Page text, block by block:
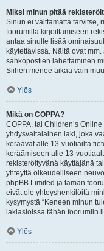
Miksi minun pitää
Sinun ei välttämättä tarvitse,
foorumilla kirjoittamiseen
antaa sinulle lisää
käytettävissä. Näitä ovat
sähköpostien lähettäminen
Siihen menee aikaa vain
Ylös
Mikä on COPPA?
COPPA, tai Children’s
yhdysvaltalainen laki, joka
keräävät alle 13-vuotiailta
keräämiseen alle 13-
rekisteröityvänä käyttäjänä
yhteyttä oikeudelliseen
phpBB Limited ja tämän
eivät ole yhteyshenkilöitä
kysymystä “Keneen minun
lakiasioissa tähän foorumiin
Ylös